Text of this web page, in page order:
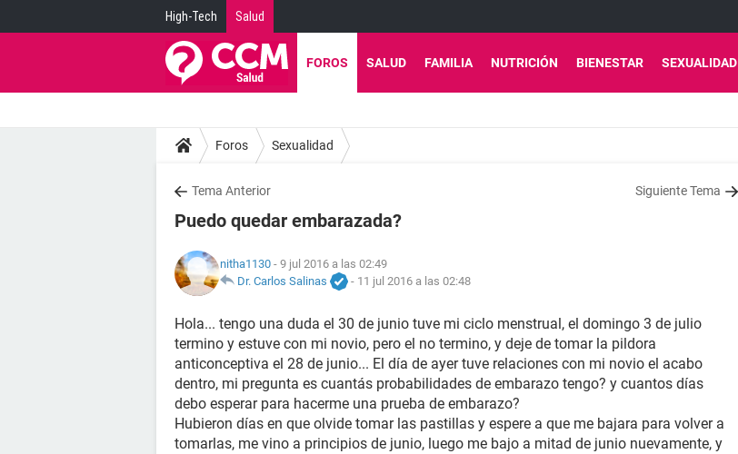
High-Tech Salud
FOROS SALUD FAMILIA NUTRICIÓN BIENESTAR SEXUALIDAD
Foros Sexualidad
Tema Anterior Siguiente Tema
Puedo quedar embarazada?
nitha1130 - 9 jul 2016 a las 02:49
Dr. Carlos Salinas
- 11 jul 2016 a las 02:48
Hola... tengo una duda el 30 de junio tuve mi ciclo menstrual, el domingo 3 de julio
termino y estuve con mi novio, pero el no termino, y deje de tomar la pildora
anticonceptiva el 28 de junio... El día de ayer tuve relaciones con mi novio el acabo
dentro, mi pregunta es cuantás probabilidades de embarazo tengo? y cuantos días
debo esperar para hacerme una prueba de embarazo?
Hubieron días en que olvide tomar las pastillas y espere a que me bajara para volver a
tomarlas, me vino a principios de junio, luego me bajo a mitad de junio nuevamente, y